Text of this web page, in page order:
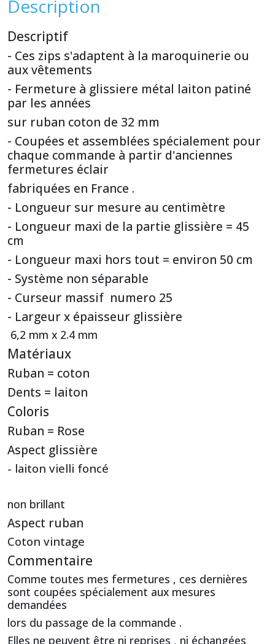
Description
Descriptif
- Ces zips s'adaptent à la maroquinerie ou
aux vêtements
- Fermeture à glissiere métal laiton patiné
par les années
sur ruban coton de 32 mm
- Coupées et assemblées spécialement pour
chaque commande à partir d'anciennes
fermetures éclair
fabriquées en France .
- Longueur sur mesure au centimètre
- Longueur maxi de la partie glissière = 45
cm
- Longueur maxi hors tout = environ 50 cm
- Système non séparable
- Curseur massif numero 25
- Largeur x épaisseur glissière
6,2 mm x 2.4 mm
Matériaux
Ruban = coton
Dents = laiton
Coloris
Ruban = Rose
Aspect glissière
- laiton vielli foncé
non brillant
Aspect ruban
Coton vintage
Commentaire
Comme toutes mes fermetures , ces dernières
sont coupées spécialement aux mesures
demandées
lors du passage de la commande .
Elles ne peuvent être ni reprises , ni échangées